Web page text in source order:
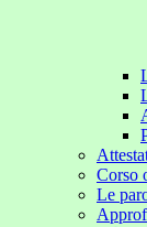
Corso
Le